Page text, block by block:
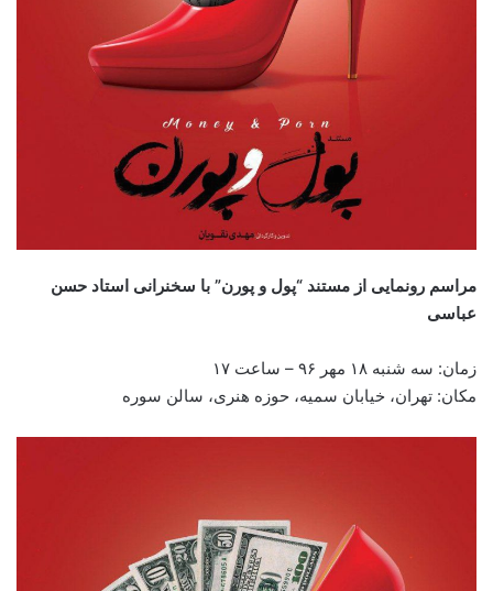
مراسم رونمایی از مستند “پول و پورن” با سخنرانی استاد حسن
عباسی
زمان: سه شنبه ۱۸ مهر ۹۶ –
ساعت ۱۷
مکان: تهران، خیابان سميه، حوزه هنری، سالن سوره